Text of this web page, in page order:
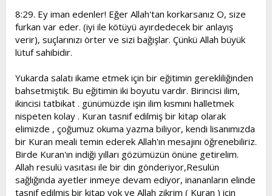
8:29. Ey iman edenler! Eğer Allah'tan korkarsanız O, size
furkan var eder. (iyi ile kötüyü ayırdedecek bir anlayış
verir), suçlarınızı örter ve sizi bağışlar. Çünkü Allah büyük
lütuf sahibidir.
Yukarda salatı ikame etmek için bir eğitimin gerekliliğinden
bahsetmiştik. Bu eğitimin iki boyutu vardır. Birincisi ilim,
ikincisi tatbikat . günümüzde işin ilim kısmını halletmek
nispeten kolay . Kuran tasnif edilmiş bir kitap olarak
elimizde , çoğumuz okuma yazma biliyor, kendi lisanımızda
bir Kuran meali temin ederek Allah'ın mesajını öğrenebiliriz.
Birde Kuran'ın indiği yılları gözümüzün önüne getirelim.
Allah resulü vasıtası ile bir din gönderiyor,Resulün
sağlığında ayetler inmeye devam ediyor, inananların elinde
tasnif edilmiş bir kitap yok ve Allah zikrim ( Kuran ) için